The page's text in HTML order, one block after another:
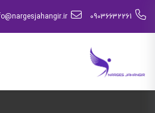
09036632261